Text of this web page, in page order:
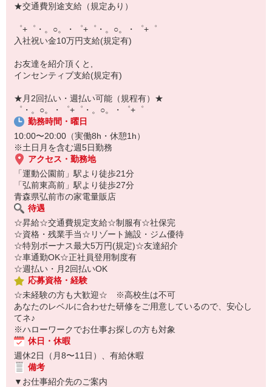
短期・期間限定・オープニング・官公庁案件
上場/優良/大手企業など
【スマホ面接実施中】
￣￣￣￣￣￣￣￣￣
自宅に居ながらスマホでカンタン面接OK！
オンライン面談なのでスピード対応。
即日登録もOK♪
気になった方はお気軽にご相談ください！
★交通費別途支給（規定あり）
゜+゜・。○。・゜+゜・。○。・゜+゜
入社祝い金10万円支給(規定有)
お友達を紹介頂くと,
インセンティブ支給(規定有)
★月2回払い・週払い可能（規程有）★
゜・。○。・゜+゜・。○。・゜+゜
勤務時間・曜日
10:00〜20:00（実働8h・休憩1h）
※土日月を含む週5日勤務
アクセス・勤務地
「運動公園前」駅より徒歩21分
「弘前東高前」駅より徒歩27分
青森県弘前市の家電量販店
待遇
☆昇給☆交通費規定支給☆制服有☆社保完
☆資格・残業手当☆リゾート施設・ジム優待
☆特別ボーナス最大5万円(規定)☆友達紹介
☆車通勤OK☆正社員登用制度有
☆週払い・月2回払いOK
応募資格・経験
☆未経験の方も大歓迎☆ ※高校生は不可
あなたのレベルに合わせた研修をご用意しているので、安心し
てネ♪
※ハローワークでお仕事お探しの方も対象
休日・休暇
週休2日（月8〜11日）、有給休暇
備考
▼お仕事紹介先のご案内